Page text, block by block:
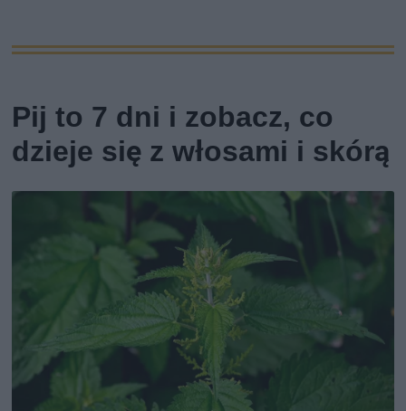
Pij to 7 dni i zobacz, co
dzieje się z włosami i skórą